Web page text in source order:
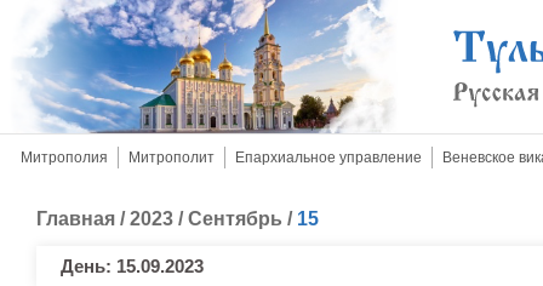
Митрополия Митрополит Епархиальное управление Веневское
Главная /2023 /Сентябрь / 15
День: 15.09.2023